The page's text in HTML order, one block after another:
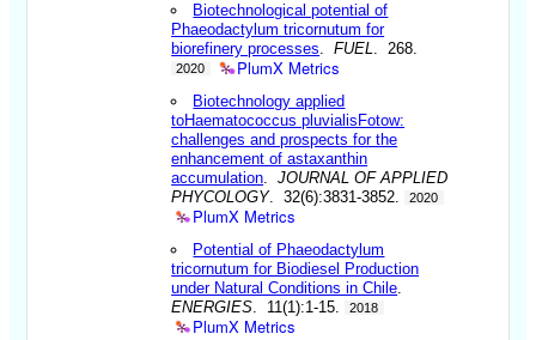
Biotechnological potential of
Phaeodactylum tricornutum for
biorefinery processes.FUEL. 268.
2020 PlumX Metrics
Biotechnology applied
toHaematococcus pluvialisFotow:
challenges and prospects for the
enhancement of astaxanthin
accumulation.JOURNAL OF APPLIED
PHYCOLOGY. 32(6):3831-3852. 2020
PlumX Metrics
Potential of Phaeodactylum
tricornutum for Biodiesel Production
under Natural Conditions in Chile.
ENERGIES. 11(1):1-15. 2018
PlumX Metrics